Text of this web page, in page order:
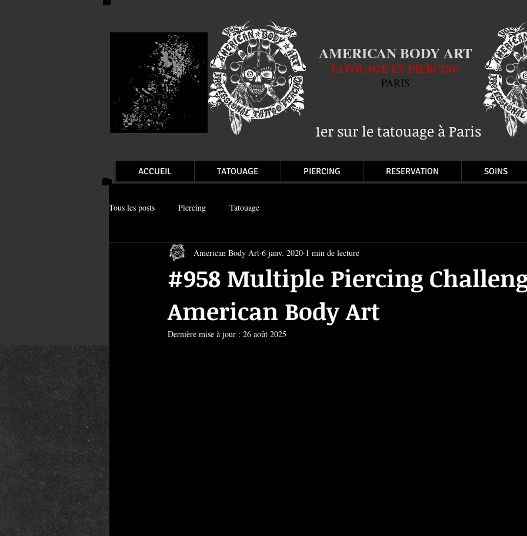
AMERICAN BODY ART
TATOUAGE ET PIERCING
PARIS
1er sur le tatouage à Paris
ACCUEIL TATOUAGE PIERCING RESERVATION SOINS
Tous les posts Piercing Tatouage
#958 Multiple Piercing
American Body Art
American Body Art 6 janv. 2020 1 min de lecture
Dernière mise à jour : 26 août 2025